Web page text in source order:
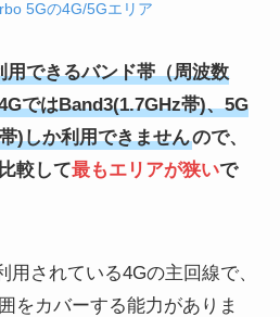
5Gの4G/5Gエリア
用できるバンド帯（周波数
ではBand3(1.7GHz帯)、5G
)しか利用できませんので、
較して最もエリアが狭いで
用されている4Gの主回線で、
をカバーする能力がありま